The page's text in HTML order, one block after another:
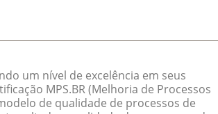
um nível de excelência em seus
MPS.BR (Melhoria de Processos
de qualidade de processos de